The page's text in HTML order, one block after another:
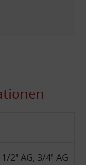
2" AG, 3/4" AG